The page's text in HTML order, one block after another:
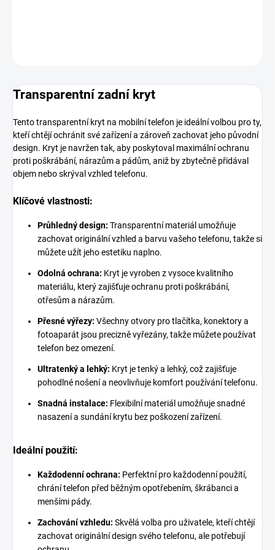
Transparentní zadní kryt
Tento transparentní kryt na mobilní telefon je ideální volbou pro ty,
kteří chtějí ochránit své zařízení a zároveň zachovat jeho původní
design. Kryt je navržen tak, aby poskytoval maximální ochranu
proti poškrábání, nárazům a pádům, aniž by zbytečně přidával
objem nebo skrýval vzhled telefonu.
Klíčové vlastnosti:
Průhledný design: Transparentní materiál umožňuje
zachovat originální vzhled a barvu vašeho telefonu, takže si
můžete užít jeho estetiku naplno.
Odolná ochrana: Kryt je vyroben z vysoce kvalitního
materiálu, který zajišťuje ochranu proti poškrábání,
otřesům a nárazům.
Přesné výřezy: Všechny otvory pro tlačítka, konektory a
fotoaparát jsou precizně vyřezány, takže můžete používat
telefon bez omezení.
Ultratenký a lehký: Kryt je tenký a lehký, což zajišťuje
pohodlné nošení a neovlivňuje komfort používání telefonu.
Snadná instalace: Flexibilní materiál umožňuje snadné
nasazení a sundání krytu bez poškození zařízení.
Ideální použití:
Každodenní ochrana: Perfektní pro každodenní použití,
chrání telefon před běžným opotřebením, škrábanci a
menšími pády.
Zachování vzhledu: Skvělá volba pro uživatele, kteří chtějí
zachovat originální design svého telefonu, ale potřebují